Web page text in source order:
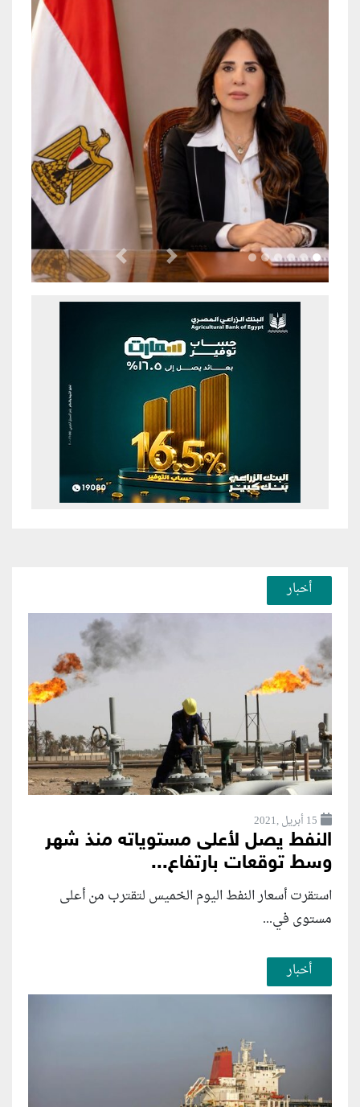
Previous Next
أخبار
15 أبريل ,2021
النفط يصل لأعلى مستوياته منذ شهر
وسط توقعات بارتفاع...
استقرت أسعار النفط اليوم الخميس لتقترب من أعلى
مستوى في...
أخبار